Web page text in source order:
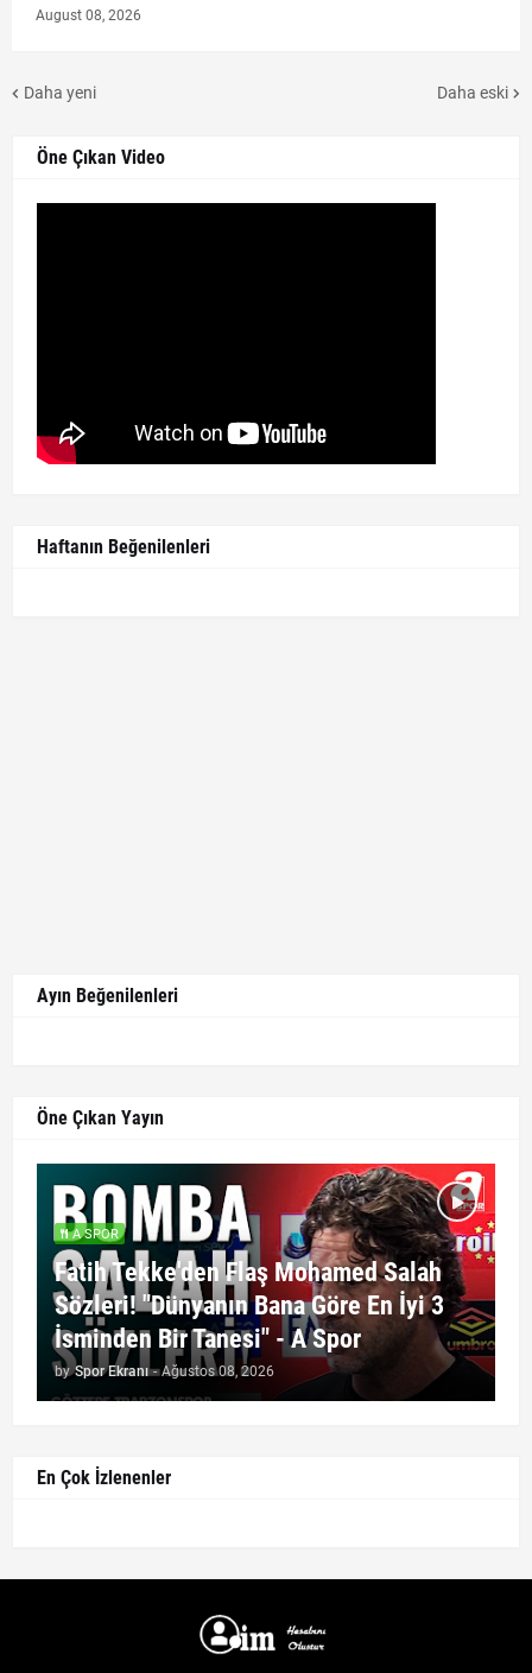
August 08, 2026
Daha yeni Daha eski
Öne Çıkan Video
Haftanın Beğenilenleri
Ayın Beğenilenleri
Öne Çıkan Yayın
A SPOR
Fatih Tekke'den Flaş Mohamed Salah
Sözleri! "Dünyanın Bana Göre En İyi 3
İsminden Bir Tanesi" - A Spor
by Spor Ekranı - Ağustos 08, 2026
En Çok İzlenenler